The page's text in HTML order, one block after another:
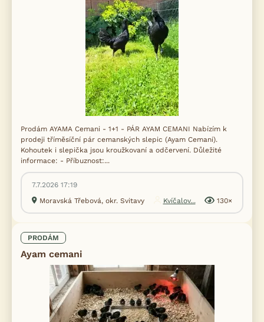
Prodám AYAMA Cemani - 1+1 - PÁR AYAM CEMANI Nabízím k
prodeji tříměsíční pár cemanských slepic (Ayam Cemani).
Kohoutek i slepička jsou kroužkovaní a odčervení. Důležité
informace: - Příbuznost:...
7.7.2026 17:19
Moravská Třebová, okr. Svitavy
Kvíčalov... 130×
PRODÁM
Ayam cemani